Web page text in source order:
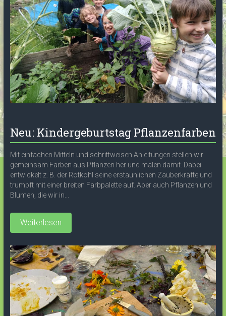
Neu: Kindergeburtstag Pflanzenfarben
Mit einfachen Mitteln und schrittweisen Anleitungen stellen wir
gemeinsam Farben aus Pflanzen her und malen damit. Dabei
entwickelt z. B. der Rotkohl seine erstaunlichen Zauberkräfte und
trumpft mit einer breiten Farbpalette auf. Aber auch Pflanzen und
Blumen, die wir in...
Weiterlesen